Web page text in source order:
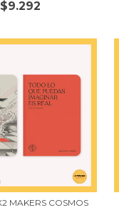
$9.292
MAKERS COSMOS